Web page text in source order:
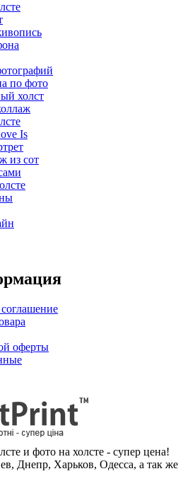
по фото
холст
Is
из сот
оферты
и фото на холсте - супер цена!
Днепр, Харьков, Одесса, а так же